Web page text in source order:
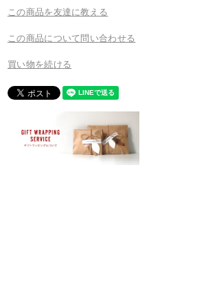
この商品を友達に教える
この商品について問い合わせる
買い物を続ける